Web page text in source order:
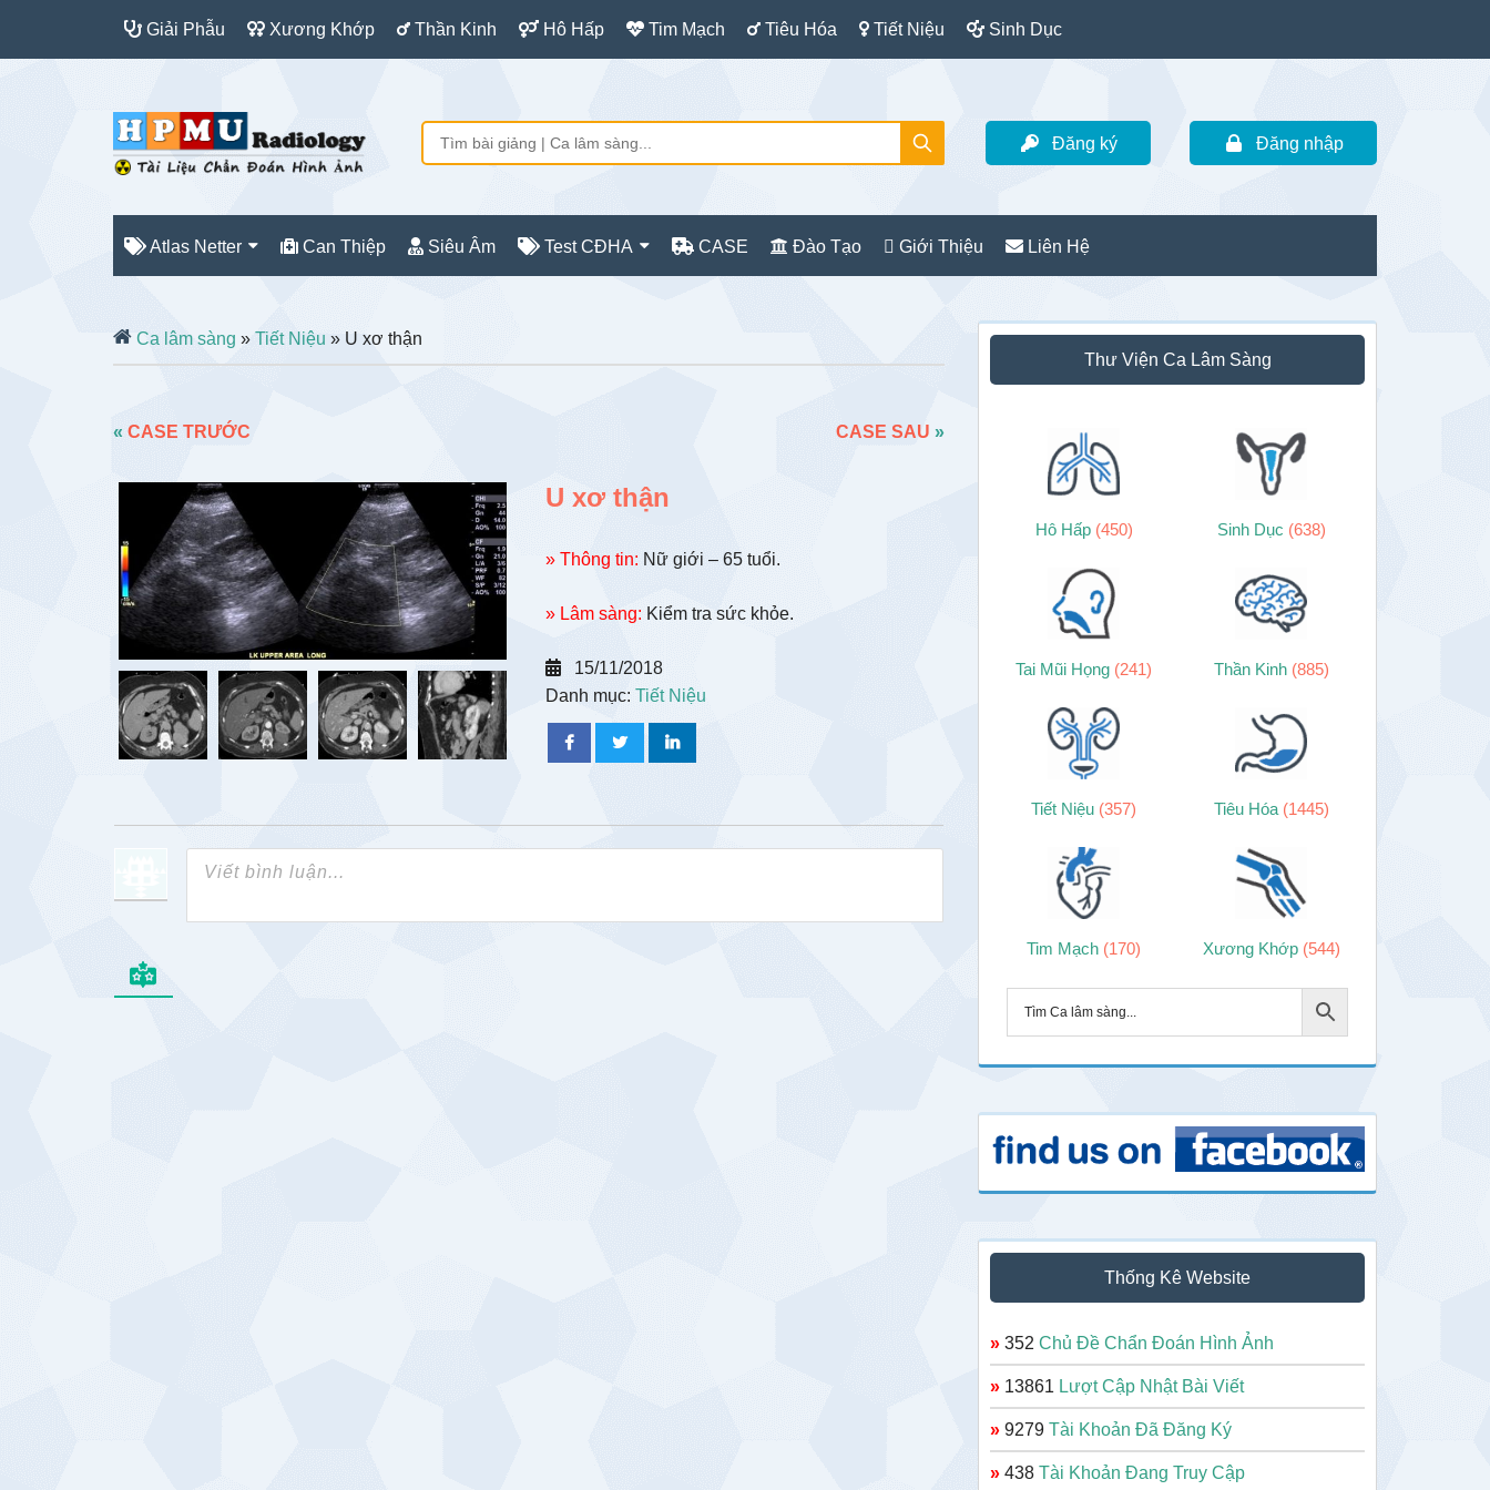
Giải Phẫu Xương Khớp Thần Kinh Hô Hấp Tim Mạch Tiêu Hóa Tiết Niệu Sinh Dục
Đăng ký Đăng nhập
Atlas Netter Can Thiệp Siêu Âm Test CĐHA CASE Đào Tạo Giới Thiệu Liên Hệ
Ca lâm sàng » Tiết Niệu » U xơ thận
« CASE TRƯỚC CASE SAU »
U xơ thận
» Thông tin: Nữ giới – 65 tuổi.
» Lâm sàng: Kiểm tra sức khỏe.
15/11/2018
Danh mục: Tiết Niệu
Sidebar
chính
Thư Viện Ca Lâm Sàng
Hô Hấp (450) Sinh Dục (638)
Tai Mũi Họng (241) Thần Kinh (885)
Tiết Niệu (357) Tiêu Hóa (1445)
Tim Mạch (170) Xương Khớp (544)
Thống Kê Website
» 352 Chủ Đề Chẩn Đoán Hình Ảnh
» 13861 Lượt Cập Nhật Bài Viết
» 9279 Tài Khoản Đã Đăng Ký
» 438 Tài Khoản Đang Truy Cập